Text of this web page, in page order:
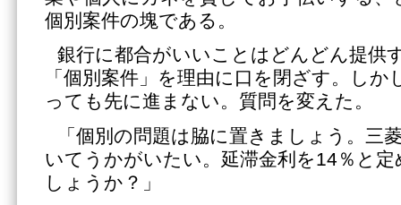
個別案件の塊である。
銀行に都合がいいことはどんどん提供
「個別案件」を理由に口を閉ざす。し
っても先に進まない。質問を変えた。
「個別の問題は脇に置きましょう。三
いてうかがいたい。延滞金利を14％と
しょうか？」